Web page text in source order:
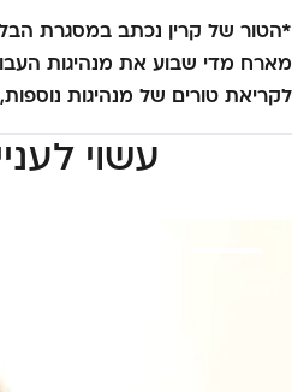
*הטור של קרין נכתב במסגרת
מארח מדי שבוע את מנהיגות
לקריאת טורים של מנהיגות נוספות,
עשוי